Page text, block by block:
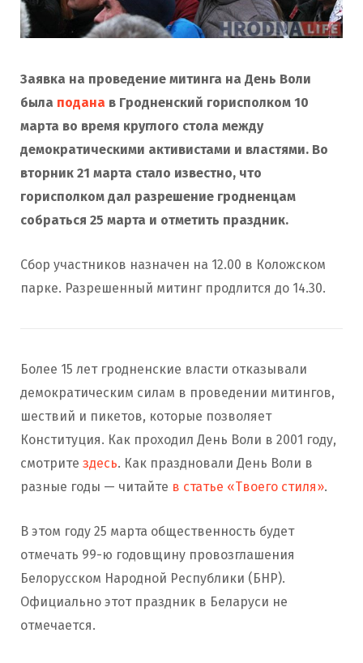
Заявка на проведение митинга на День Воли
была подана в Гродненский горисполком 10
марта во время круглого стола между
демократическими активистами и властями. Во
вторник 21 марта стало известно, что
горисполком дал разрешение гродненцам
собраться 25 марта и отметить праздник.
Сбор участников назначен на 12.00 в Коложском
парке. Разрешенный митинг продлится до 14.30.
Более 15 лет гродненские власти отказывали
демократическим силам в проведении митингов,
шествий и пикетов, которые позволяет
Конституция. Как проходил День Воли в 2001 году,
смотрите здесь. Как праздновали День Воли в
разные годы — читайте в статье «Твоего стиля».
В этом году 25 марта общественность будет
отмечать 99-ю годовщину провозглашения
Белорусском Народной Республики (БНР).
Официально этот праздник в Беларуси не
отмечается.